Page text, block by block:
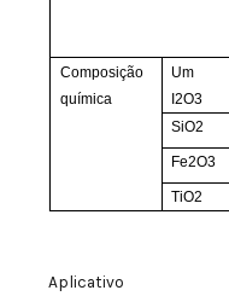
Composição
química
Um
I2O3
SiO2
Fe2O3
TiO2
Aplicativo